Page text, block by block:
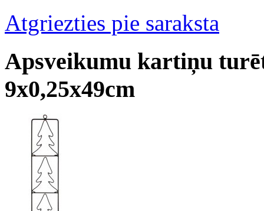
Atgriezties pie saraksta
Apsveikumu kartiņu
9x0,25x49cm